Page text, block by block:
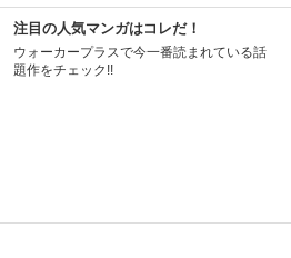
注目の人気マンガはコレだ！
ウォーカープラスで今一番読まれている話
題作をチェック!!